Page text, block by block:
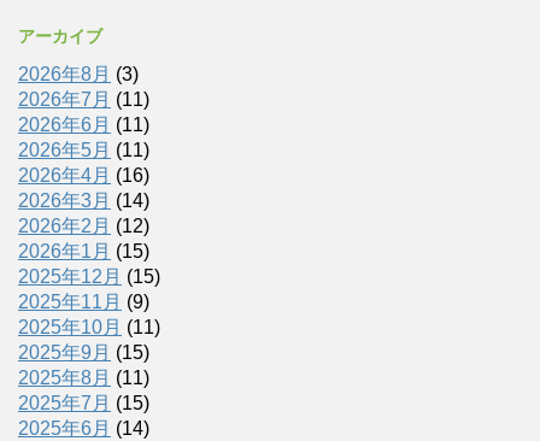
アーカイブ
2026年8月 (3)
2026年7月 (11)
2026年6月 (11)
2026年5月 (11)
2026年4月 (16)
2026年3月 (14)
2026年2月 (12)
2026年1月 (15)
2025年12月 (15)
2025年11月 (9)
2025年10月 (11)
2025年9月 (15)
2025年8月 (11)
2025年7月 (15)
2025年6月 (14)